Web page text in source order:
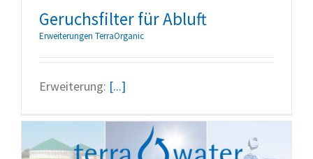
Geruchsfilter für Abluft
Erweiterungen TerraOrganic
Erweiterung: [...]